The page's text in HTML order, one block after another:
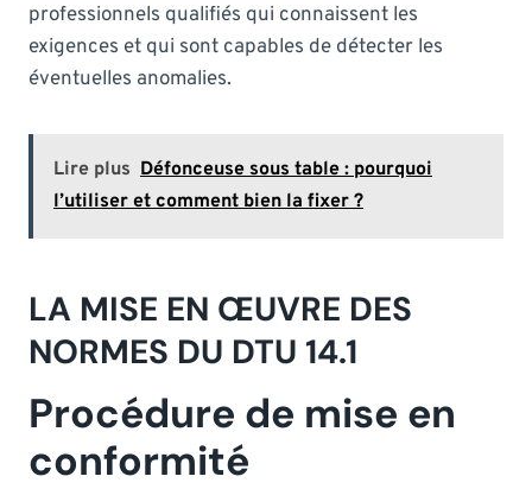
professionnels qualifiés qui connaissent les
exigences et qui sont capables de détecter les
éventuelles anomalies.
Lire plus Défonceuse sous table : pourquoi
l’utiliser et comment bien la fixer ?
LA MISE EN ŒUVRE DES
NORMES DU DTU 14.1
Procédure de mise en
conformité